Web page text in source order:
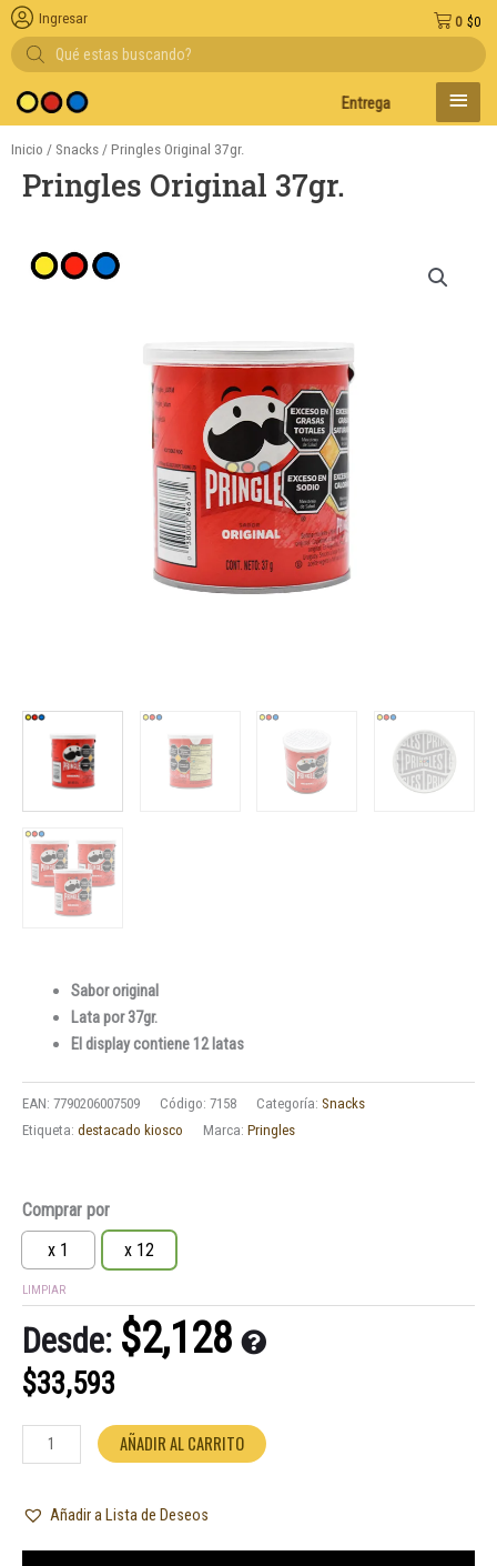
Búsqueda
de
productos
Entregas en el día en AMBA
$0
0
Ingresar
MENÚ
Inicio / Snacks / Pringles Original 37gr.
Pringles Original 37gr.
Sabor original
Lata por 37gr.
El display contiene 12 latas
EAN: 7790206007509 Código: 7158 Categoría: Snacks
Etiqueta: destacado kiosco Marca: Pringles
Comprar por
x 1
x 12
LIMPIAR
Desde: $2,128
$33,593
Original
37gr.
cantidad
AÑADIR AL CARRITO
Añadir a Lista de Deseos